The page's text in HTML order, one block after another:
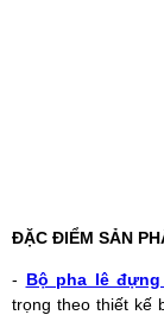
ĐẶC ĐIỂM SẢN
- Bộ pha lê
trọng theo thiết kế